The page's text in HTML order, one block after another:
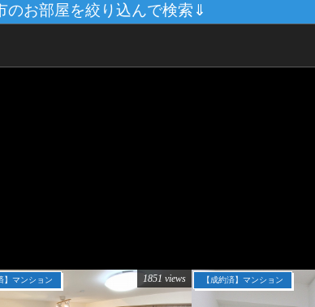
のお部屋を絞り込んで検索⇓
】マンション 1851 views 【成約済】マンション